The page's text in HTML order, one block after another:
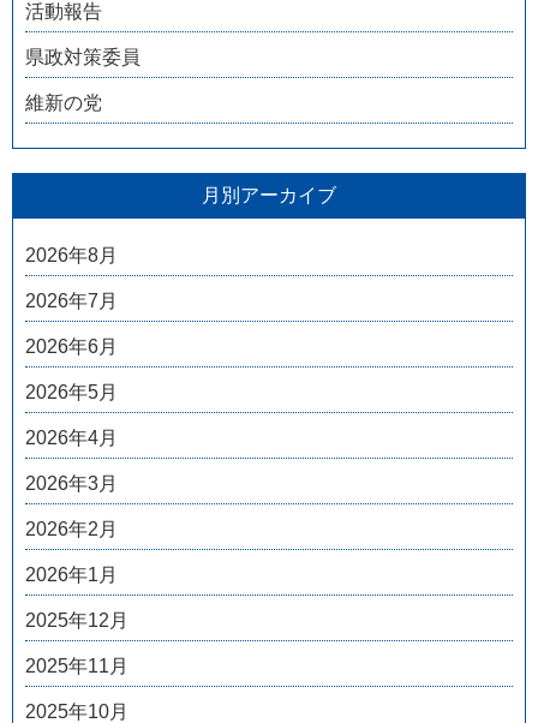
活動報告
県政対策委員
維新の党
月別アーカイブ
2026年8月
2026年7月
2026年6月
2026年5月
2026年4月
2026年3月
2026年2月
2026年1月
2025年12月
2025年11月
2025年10月